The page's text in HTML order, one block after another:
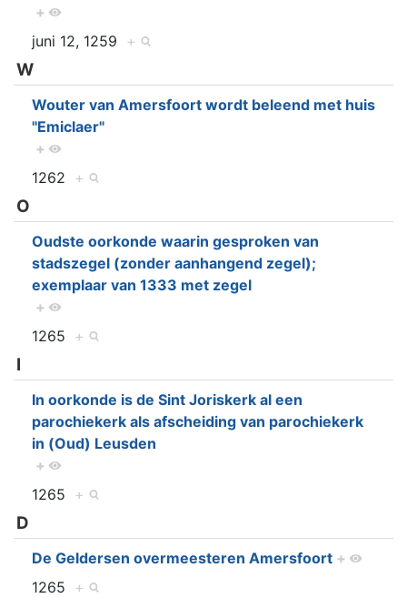
+
juni 12, 1259 +
W
Wouter van Amersfoort wordt beleend met huis
"Emiclaer"
+
1262 +
O
Oudste oorkonde waarin gesproken van
stadszegel (zonder aanhangend zegel);
exemplaar van 1333 met zegel
+
1265 +
I
In oorkonde is de Sint Joriskerk al een
parochiekerk als afscheiding van parochiekerk
in (Oud) Leusden
+
1265 +
D
De Geldersen overmeesteren Amersfoort +
1265 +